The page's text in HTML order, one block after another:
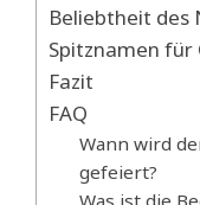
Beliebtheit des
Spitznamen für
Fazit
FAQ
Wann wird
gefeiert?
Was ist die